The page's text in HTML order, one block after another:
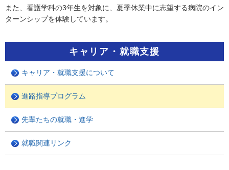
また、看護学科の3年生を対象に、夏季休業中に志望する病院のイン
ターンシップを体験しています。
キャリア・就職支援
キャリア・就職支援について
進路指導プログラム
先輩たちの就職・進学
就職関連リンク